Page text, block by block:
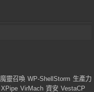
魔靈召喚 WP-ShellStorm 生產力
XPipe VirMach 資安 VestaCP